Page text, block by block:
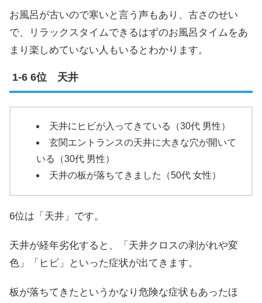
お風呂が古いので寒いと言う声もあり、古さのせい
で、リラックスタイムできるはずのお風呂タイムをあ
まり楽しめていない人もいるとわかります。
6位 天井
天井にヒビが入ってきている（30代 男性）
玄関エントランスの天井に大きな穴が開いて
いる（30代 男性）
天井の板が落ちてきました（50代 女性）
6位は「天井」です。
天井が経年劣化すると、「天井クロスの剥がれや変
色」「ヒビ」といった症状が出てきます。
板が落ちてきたというかなり危険な症状もあったほ